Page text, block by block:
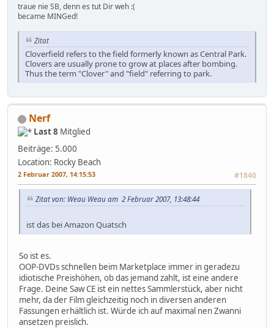
traue nie SB, denn es tut Dir weh :(
became MINGed!
Zitat
Cloverfield refers to the field formerly known as Central Park.
Clovers are usually prone to grow at places after bombing.
Thus the term "Clover" and "field" referring to park.
Nerf
Last 8 Mitglied
Beiträge: 5.000
Location: Rocky Beach
2 Februar 2007, 14:15:53 #1840
Zitat von: Weau Weau am 2 Februar 2007, 13:48:44
ist das bei Amazon Quatsch
So ist es.
OOP-DVDs schnellen beim Marketplace immer in geradezu
idiotische Preishöhen, ob das jemand zahlt, ist eine andere
Frage. Deine Saw CE ist ein nettes Sammlerstück, aber nicht
mehr, da der Film gleichzeitig noch in diversen anderen
Fassungen erhältlich ist. Würde ich auf maximal nen Zwanni
ansetzen preislich.